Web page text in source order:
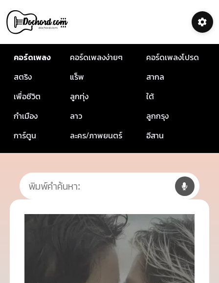
คอร์ดเพลง คอร์ดเพลงง่ายๆ
คอร์ดเพลงโปรด
สตริง
แร็พ
สากล
เพื่อชีวิต
ลูกทุ่ง
ใต้
กำเมือง
ลาว
ลูกกรุง
การ์ตูน
ละคร/ภาพยนตร์ อีสาน